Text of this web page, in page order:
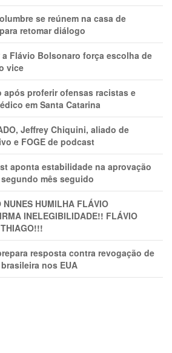
se reúnem na casa de
retomar diálogo
a Flávio Bolsonaro força escolha de
vice
após proferir ofensas racistas e
em Santa Catarina
Jeffrey Chiquini, aliado de
e FOGE de podcast
aponta estabilidade na aprovação
mês seguido
NUNES HUMlLHA FLÁVIO
INELEGIBILIDADE!! FLÁVIO
resposta contra revogação de
nos EUA